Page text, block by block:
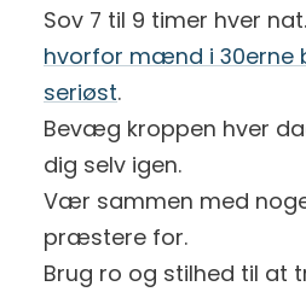
Sov 7 til 9 timer hver
hvorfor mænd i 30erne
seriøst.
Bevæg kroppen hver
dig selv igen.
Vær sammen med
præstere for.
Brug ro og stilhed til at